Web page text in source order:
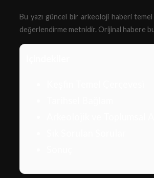
Bu yazı güncel bir arkeoloji haberi temel
değerlendirme metnidir. Orijinal habere